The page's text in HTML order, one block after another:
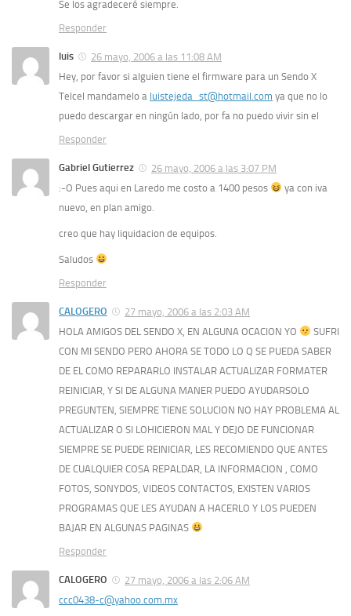
Se los agradeceré siempre.
Responder
luis
26 mayo, 2006 a las 11:08 AM
Hey, por favor si alguien tiene el firmware para un Sendo X
Telcel mandamelo a luistejeda_st@hotmail.com ya que no lo
puedo descargar en ningún lado, por fa no puedo vivir sin el
Responder
Gabriel Gutierrez
26 mayo, 2006 a las 3:07 PM
:-O Pues aqui en Laredo me costo a 1400 pesos
ya con iva
nuevo, en plan amigo.
creo que hay liquidacion de equipos.
Saludos
Responder
CALOGERO
27 mayo, 2006 a las 2:03 AM
HOLA AMIGOS DEL SENDO X, EN ALGUNA OCACION YO
SUFRI
CON MI SENDO PERO AHORA SE TODO LO Q SE PUEDA SABER
DE EL COMO REPARARLO INSTALAR ACTUALIZAR FORMATER
REINICIAR, Y SI DE ALGUNA MANER PUEDO AYUDARSOLO
PREGUNTEN, SIEMPRE TIENE SOLUCION NO HAY PROBLEMA AL
ACTUALIZAR O SI LOHICIERON MAL Y DEJO DE FUNCIONAR
SIEMPRE SE PUEDE REINICIAR, LES RECOMIENDO QUE ANTES
DE CUALQUIER COSA REPALDAR, LA INFORMACION , COMO
FOTOS, SONYDOS, VIDEOS CONTACTOS, EXISTEN VARIOS
PROGRAMAS QUE LES AYUDAN A HACERLO Y LOS PUEDEN
BAJAR EN ALGUNAS PAGINAS
Responder
CALOGERO
27 mayo, 2006 a las 2:06 AM
ccc0438-c@yahoo.com.mx